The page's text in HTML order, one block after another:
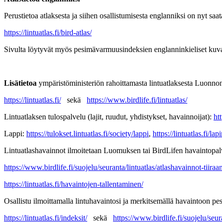
Perustietoa atlaksesta ja siihen osallistumisesta englanniksi on nyt
https://lintuatlas.fi/bird-atlas/
Sivulta löytyvät myös pesimävarmuusindeksien englanninkieliset
Lisätietoa ympäristöministeriön rahoittamasta lintuatlaksesta
https://lintuatlas.fi/sekä https://www.birdlife.fi/lintuatlas/
Lintuatlaksen tulospalvelu (lajit, ruudut, yhdistykset, havainnoijat):
Lappi: https://tulokset.lintuatlas.fi/society/lappi, https://lintuatlas.fi/
Lintuatlashavainnot ilmoitetaan Luomuksen tai BirdLifen
https://www.birdlife.fi/suojelu/seuranta/lintuatlas/atlashavainnot-
https://lintuatlas.fi/havaintojen-tallentaminen/
Osallistu ilmoittamalla lintuhavaintosi ja merkitsemällä havaintoon
https://lintuatlas.fi/indeksit/sekä https://www.birdlife.fi/suojelu/